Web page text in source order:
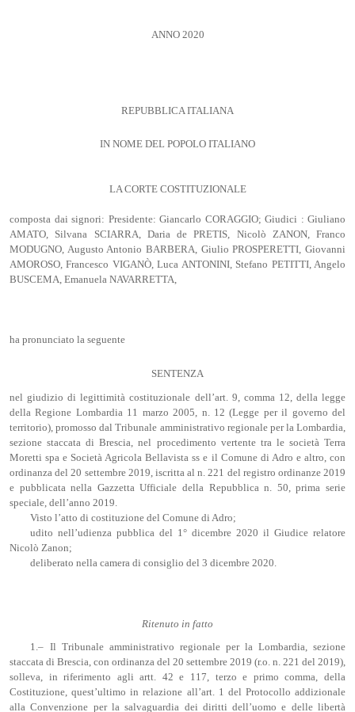
ANNO 2020
REPUBBLICA ITALIANA
IN NOME DEL POPOLO ITALIANO
LA CORTE COSTITUZIONALE
composta dai signori: Presidente: Giancarlo CORAGGIO; Giudici : Giuliano
AMATO, Silvana SCIARRA, Daria de PRETIS, Nicolò ZANON, Franco
MODUGNO, Augusto Antonio BARBERA, Giulio PROSPERETTI, Giovanni
AMOROSO, Francesco VIGANÒ, Luca ANTONINI, Stefano PETITTI, Angelo
BUSCEMA, Emanuela NAVARRETTA,
ha pronunciato la seguente
SENTENZA
nel giudizio di legittimità costituzionale dell’art. 9, comma 12, della legge
della Regione Lombardia 11 marzo 2005, n. 12 (Legge per il governo del
territorio), promosso dal Tribunale amministrativo regionale per la Lombardia,
sezione staccata di Brescia, nel procedimento vertente tra le società Terra
Moretti spa e Società Agricola Bellavista ss e il Comune di Adro e altro, con
ordinanza del 20 settembre 2019, iscritta al n. 221 del registro ordinanze 2019
e pubblicata nella Gazzetta Ufficiale della Repubblica n. 50, prima serie
speciale, dell’anno 2019.
Visto l’atto di costituzione del Comune di Adro;
udito nell’udienza pubblica del 1° dicembre 2020 il Giudice relatore
Nicolò Zanon;
deliberato nella camera di consiglio del 3 dicembre 2020.
Ritenuto in fatto
1.– Il Tribunale amministrativo regionale per la Lombardia, sezione
staccata di Brescia, con ordinanza del 20 settembre 2019 (r.o. n. 221 del 2019),
solleva, in riferimento agli artt. 42 e 117, terzo e primo comma, della
Costituzione, quest’ultimo in relazione all’art. 1 del Protocollo addizionale
alla Convenzione per la salvaguardia dei diritti dell’uomo e delle libertà